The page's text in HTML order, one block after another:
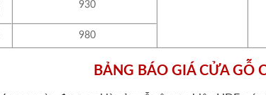
930
980
BẢNG BÁO GIÁ CỬA GỖ